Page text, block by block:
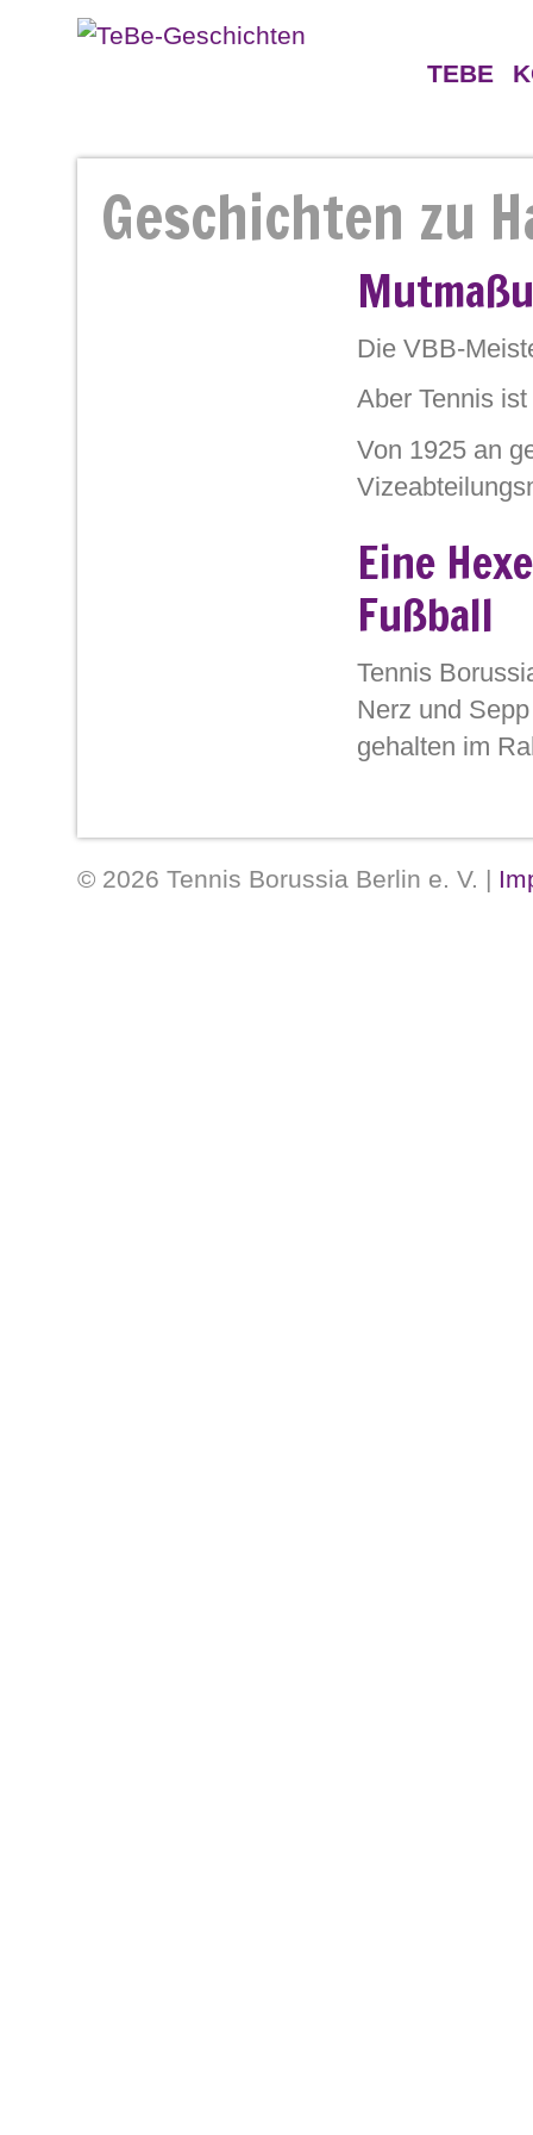
TEBE
Geschichten
Persönlichkeiten
Geschichten zu
Die VBB-
Aber Tennis
Von 1925 an
zweigleisigen Berliner Oberliga in
Eine
Fußball
Tennis
Nerz und
gehalten im
aus Birmingham an seinen Berliner
Wanderers gegen Manchester City,
© 2026 Tennis Borussia Berlin e. V. |